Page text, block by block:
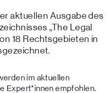
aktuellen Ausgabe des
„The Legal
18 Rechtsgebieten in
im aktuellen
Expert*innen empfohlen.